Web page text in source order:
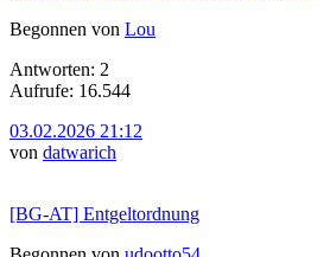
Begonnen von Lou
Antworten: 2
Aufrufe: 16.544
03.02.2026 21:12
von datwarich
[BG-AT] Entgeltordnung